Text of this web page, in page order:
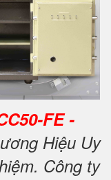
FE -
Hiệu Uy
Công ty